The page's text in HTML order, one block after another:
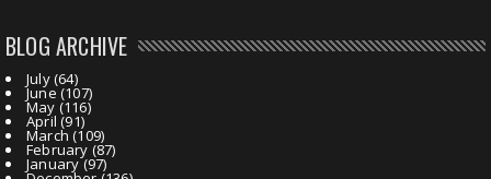
BLOG ARCHIVE
July(64)
June(107)
May (116)
April (91)
March (109)
February (87)
January(97)